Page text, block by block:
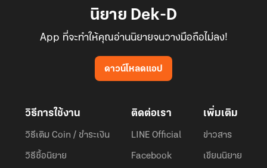
นิยาย Dek-D
App ที่จะทำให้คุณอ่านนิยายจนวางมือถือไม่ลง!
ดาวน์โหลดแอป
วิธีการใช้งาน
วิธีเติม Coin / ชำระเงิน
วิธีซื้อนิยาย
ติดต่อเรา
LINE Official
Facebook
เพิ่มเติม
ข่าวสาร
เขียนนิยาย